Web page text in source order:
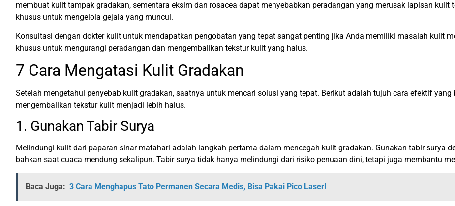
membuat kulit tampak gradakan, sementara eksim dan rosacea dapat menyebabkan peradangan yang merusak lapisan
khusus untuk mengelola gejala yang muncul.
Konsultasi dengan dokter kulit untuk mendapatkan pengobatan yang tepat sangat penting jika Anda memiliki masalah kulit
khusus untuk mengurangi peradangan dan mengembalikan tekstur kulit yang halus.
7 Cara Mengatasi Kulit Gradakan
Setelah mengetahui penyebab kulit gradakan, saatnya untuk mencari solusi yang tepat. Berikut adalah tujuh cara efektif
mengembalikan tekstur kulit menjadi lebih halus.
1. Gunakan Tabir Surya
Melindungi kulit dari paparan sinar matahari adalah langkah pertama dalam mencegah kulit gradakan. Gunakan tabir surya
bahkan saat cuaca mendung sekalipun. Tabir surya tidak hanya melindungi dari risiko penuaan dini, tetapi juga membantu
Baca Juga: 3 Cara Menghapus Tato Permanen Secara Medis, Bisa Pakai Pico Laser!